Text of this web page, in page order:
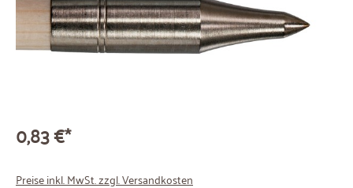
0,83 €*
Preise inkl. MwSt. zzgl. Versandkosten